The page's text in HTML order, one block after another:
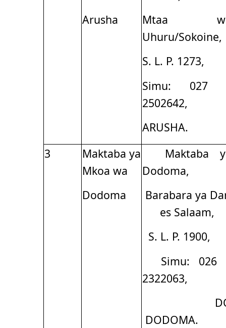
Arusha
Mtaa
Uhuru/Sokoine,
S. L. P. 1273,
Simu: 027
2502642,
ARUSHA.
3
Maktaba ya
Mkoa wa
Dodoma
Maktaba
Dodoma,
Barabara ya
es Salaam,
S. L. P. 1900,
Simu: 026
2322063,